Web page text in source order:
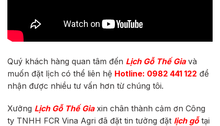
Quý khách hàng quan tâm đến Lịch Gỗ Thế Giavà
muốn đặt lịch có thể liên hệ Hotline: 0982 441 122 để
nhận được nhiều tư vấn hơn từ chúng tôi.
Xưởng Lịch Gỗ Thế Giaxin chân thành cảm ơn Công
ty TNHH FCR Vina Agri đã đặt tin tưởng đặt lịch gỗtại